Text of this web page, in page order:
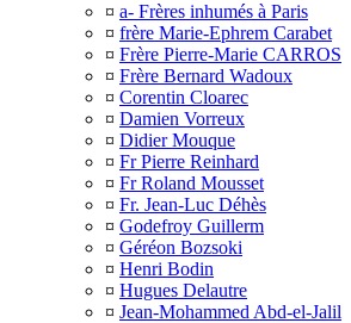
¤ a- Frères inhumés à Paris
¤ frère Marie-Ephrem Carabet
¤ Frère Pierre-Marie CARROS
¤ Frère Bernard Wadoux
¤ Corentin Cloarec
¤ Damien Vorreux
¤ Didier Mouque
¤ Fr Pierre Reinhard
¤ Fr Roland Mousset
¤ Fr. Jean-Luc Déhès
¤ Godefroy Guillerm
¤ Géréon Bozsoki
¤ Henri Bodin
¤ Hugues Delautre
¤ Jean-Mohammed Abd-el-Jalil